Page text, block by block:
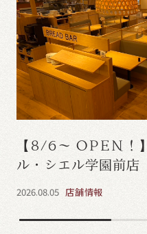
【8/6～ OPEN！
ル・シエル学園前店
2026.08.05 店舗情報